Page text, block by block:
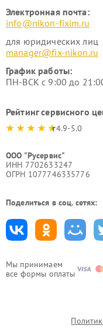
Мы принимаем
все формы оплаты
Электронная почта:
info@nikon-fixim.ru
для юридических лиц
manager@fix-nikon.ru
График работы:
ПН-ВСК с 9:00 до
Рейтинг сервисного
4.9-5.0
ООО "Русервис"
ИНН 7702633247
ОГРН 1077746335776
Поделиться в соц. сетях: